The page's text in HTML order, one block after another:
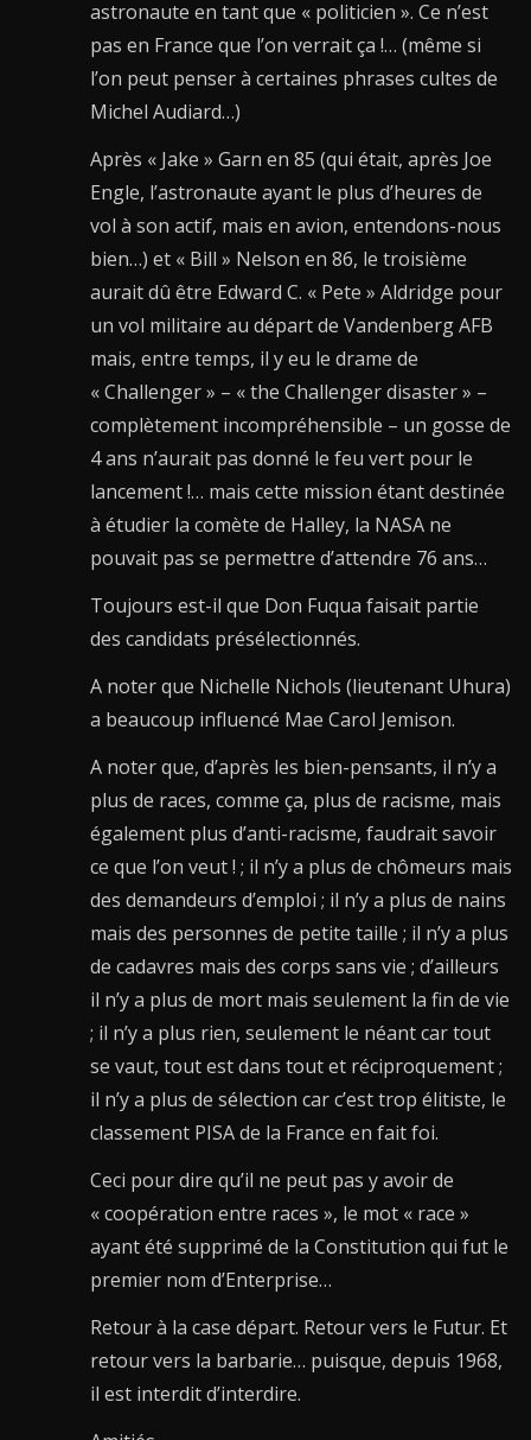
astronaute en tant que « politicien ». Ce n’est
pas en France que l’on verrait ça !… (même si
l’on peut penser à certaines phrases cultes de
Michel Audiard…)
Après « Jake » Garn en 85 (qui était, après Joe
Engle, l’astronaute ayant le plus d’heures de
vol à son actif, mais en avion, entendons-nous
bien…) et « Bill » Nelson en 86, le troisième
aurait dû être Edward C. « Pete » Aldridge pour
un vol militaire au départ de Vandenberg AFB
mais, entre temps, il y eu le drame de
« Challenger » – « the Challenger disaster » –
complètement incompréhensible – un gosse de
4 ans n’aurait pas donné le feu vert pour le
lancement !… mais cette mission étant destinée
à étudier la comète de Halley, la NASA ne
pouvait pas se permettre d’attendre 76 ans…
Toujours est-il que Don Fuqua faisait partie
des candidats présélectionnés.
A noter que Nichelle Nichols (lieutenant Uhura)
a beaucoup influencé Mae Carol Jemison.
A noter que, d’après les bien-pensants, il n’y a
plus de races, comme ça, plus de racisme, mais
également plus d’anti-racisme, faudrait savoir
ce que l’on veut ! ; il n’y a plus de chômeurs mais
des demandeurs d’emploi ; il n’y a plus de nains
mais des personnes de petite taille ; il n’y a plus
de cadavres mais des corps sans vie ; d’ailleurs
il n’y a plus de mort mais seulement la fin de vie
; il n’y a plus rien, seulement le néant car tout
se vaut, tout est dans tout et réciproquement ;
il n’y a plus de sélection car c’est trop élitiste, le
classement PISA de la France en fait foi.
Ceci pour dire qu’il ne peut pas y avoir de
« coopération entre races », le mot « race »
ayant été supprimé de la Constitution qui fut le
premier nom d’Enterprise…
Retour à la case départ. Retour vers le Futur. Et
retour vers la barbarie… puisque, depuis 1968,
il est interdit d’interdire.